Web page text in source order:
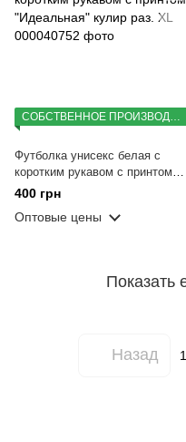
Футболка унисекс белая с
коротким рукавом с принтом
"Идеальная" кулир раз. XL
400 грн
Оптовые цены
Показать
Назад 1